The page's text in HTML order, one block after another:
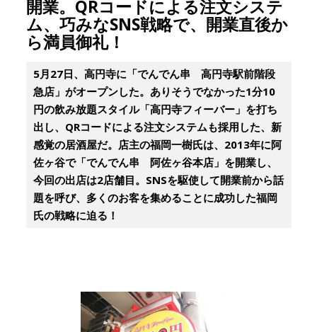
開業。QRコードによる注文システ
ム、巧みなSNS戦略で、開業直後か
ら満員御礼！
5月27日、高円寺に「でんでん串 高円寺駅前階段
急店」がオープンした。ありそうでなかった1分10
円の飲み放題スタイル「高円寺フィーバー」を打ち
出し、QRコードによる注文システムも採用した、新
感覚の居酒屋だ。店主の福岡一樹氏は、2013年に阿
佐ヶ谷で「でんでん串 阿佐ヶ谷本店」を開業し、
今回の出店は2店舗目。SNSを駆使して開業前から話
題を呼び、多くのお客を集めることに成功した福岡
氏の戦略に迫る！